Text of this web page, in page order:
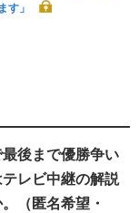
す」
後まで優勝争い
レビ中継の解説
（匿名希望・